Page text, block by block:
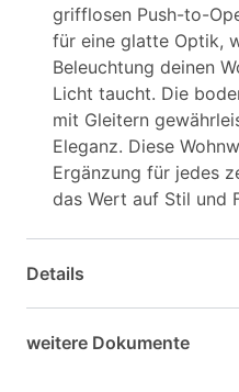
grifflosen Push-to-
für eine glatte Optik,
Beleuchtung deinen
Licht taucht. Die
mit Gleitern
Eleganz. Diese
Ergänzung für jedes
das Wert auf Stil und
Details
weitere Dokumente